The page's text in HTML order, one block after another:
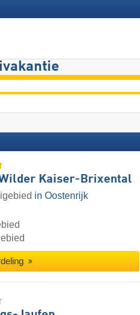
Kaiser-Brixental
in Oostenrijk